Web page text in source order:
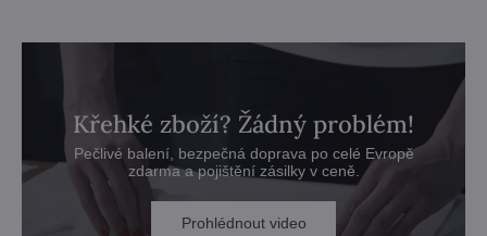
Křehké zboží? Žádný problém!
Pečlivé balení, bezpečná doprava po celé Evropě
zdarma a pojištění zásilky v ceně.
Prohlédnout video